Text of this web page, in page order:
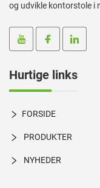
og udvikle kontorstole i
Hurtige links
FORSIDE
PRODUKTER
NYHEDER